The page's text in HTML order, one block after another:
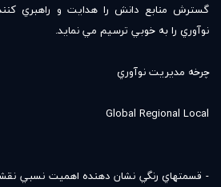
گسترش منابع دانش را هدايت و راهبري
نوآوري را به خوبي ترسيم مي نمايد.
چرخه مديريت نوآوري
Global Regional Local
- قسمتهاي رنگي نشان دهنده اهميت نسبي